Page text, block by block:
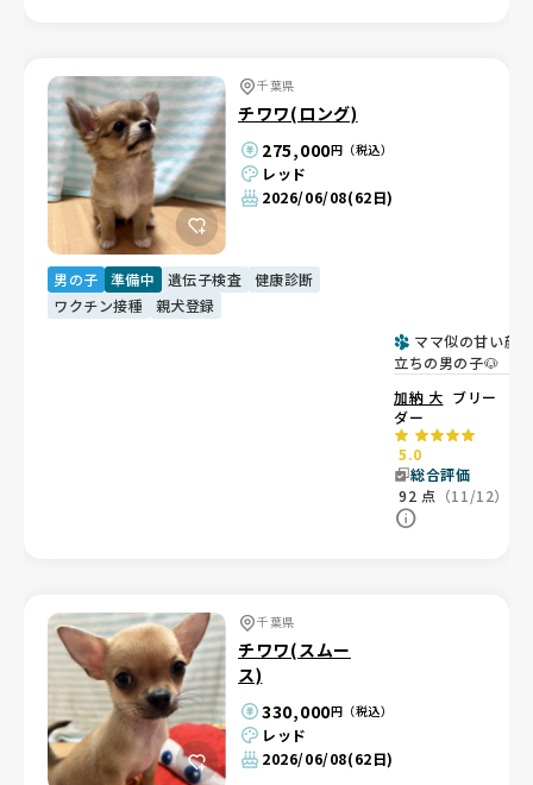
千葉県
チワワ(ロング)
275,000円（税込）
レッド
2026/06/08(62日)
男の子 準備中 遺伝子検査
健康診断
ワクチン接種
親犬登録
ママ似の甘い顔
立ちの男の子🐶
加納 大 ブリー
ダー
5.0
総合評価
92 点 （11/12）
千葉県
チワワ(スムー
ス)
330,000円（税込）
レッド
2026/06/08(62日)